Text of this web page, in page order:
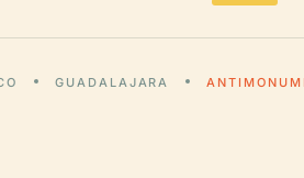
GUADALAJARA